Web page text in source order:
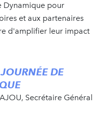
Dynamique pour
et aux partenaires
d'amplifier leur impact
DE
Secrétaire Général